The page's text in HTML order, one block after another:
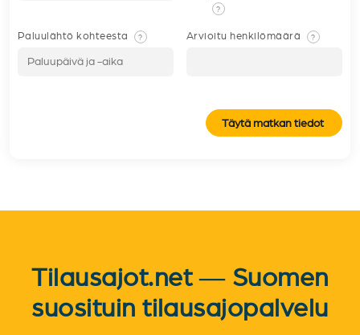
?
Paluulähtö kohteesta ? Arvioitu henkilömäärä ?
Täytä matkan tiedot
Tilausajot.net — Suomen
suosituin tilausajopalvelu